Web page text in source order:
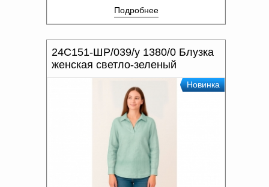
Подробнее
24С151-ШР/039/у 1380/0 Блузка
женская светло-зеленый
Новинка